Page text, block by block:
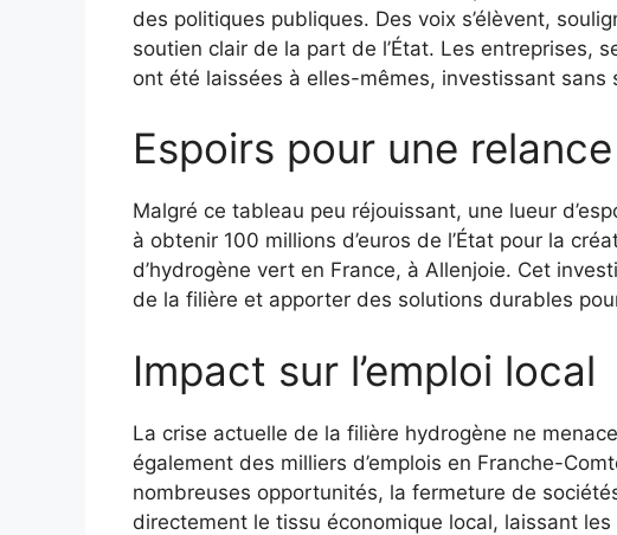
des politiques publiques. Des voix s’élèvent,
soutien clair de la part de l’État. Les entreprises,
ont été laissées à elles-mêmes, investissant sans
Espoirs pour une relance
Malgré ce tableau peu réjouissant, une lueur
à obtenir 100 millions d’euros de l’État pour la
d’hydrogène vert en France, à Allenjoie. Cet
de la filière et apporter des solutions durables
Impact sur l’emploi local
La crise actuelle de la filière hydrogène ne
également des milliers d’emplois en Franche-
nombreuses opportunités, la fermeture de
directement le tissu économique local, laissant